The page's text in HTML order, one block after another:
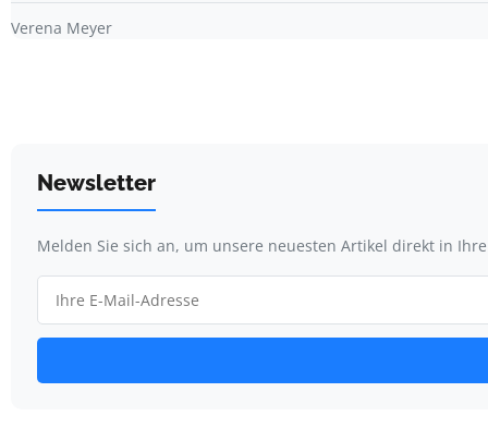
Verena Meyer
Newsletter
Melden Sie sich an, um unsere neuesten Artikel direkt in